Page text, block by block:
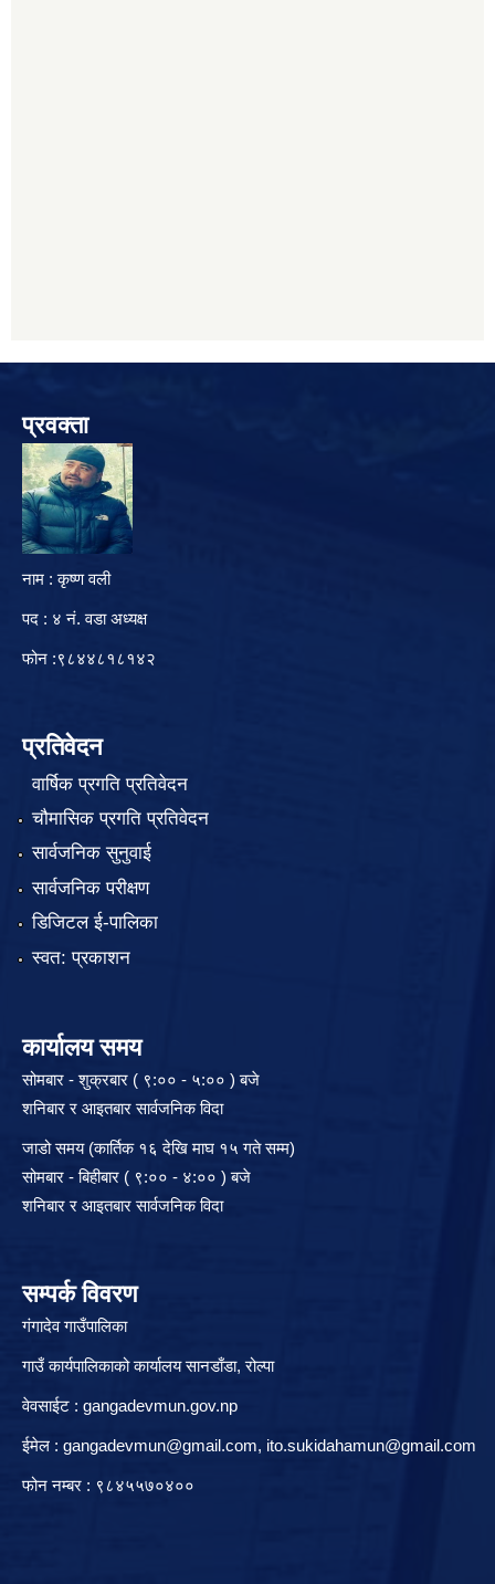
प्रवक्ता
नाम : कृष्ण वली
पद : ४ नं. वडा अध्यक्ष
फोन :९८४४८१८१४२
प्रतिवेदन
वार्षिक प्रगति प्रतिवेदन
चौमासिक प्रगति प्रतिवेदन
सार्वजनिक सुनुवाई
सार्वजनिक परीक्षण
डिजिटल ई-पालिका
स्वत: प्रकाशन
कार्यालय समय
सोमबार - शुक्रबार ( ९:०० - ५:०० ) बजे
शनिबार र आइतबार सार्वजनिक विदा
जाडो समय (कार्तिक १६ देखि माघ १५ गते सम्म)
सोमबार - बिहीबार ( ९:०० - ४:०० ) बजे
शनिबार र आइतबार सार्वजनिक विदा
सम्पर्क विवरण
गंगादेव गाउँपालिका
गाउँ कार्यपालिकाको कार्यालय सानडाँडा, रो‍‍ल्पा
वेवसाईट : gangadevmun.gov.np
ईमेल : gangadevmun@gmail.com, ito.sukidahamun@gmail.com
फोन नम्बर : ९८४५५७०४००